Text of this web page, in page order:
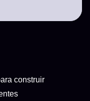
construir